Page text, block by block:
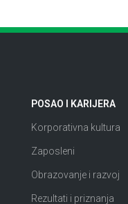
POSAO I KARIJERA
Korporativna kultura
Zaposleni
Obrazovanje i razvoj
Rezultati i priznanja